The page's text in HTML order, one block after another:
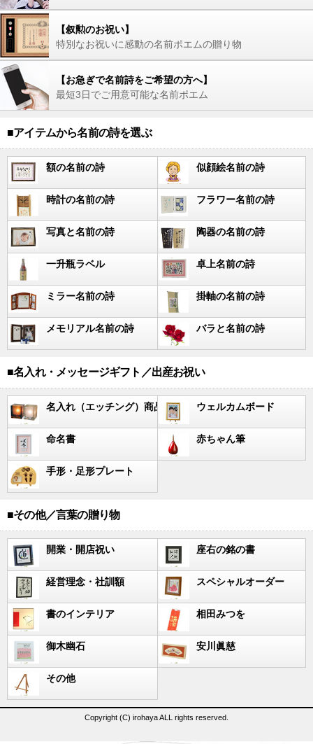
【叙勲のお祝い】
特別なお祝いに感動の名前ポエムの贈り物
【お急ぎで名前詩をご希望の方へ】
最短3日でご用意可能な名前ポエム
■アイテムから名前の詩を選ぶ
額の名前の詩 似顔絵名前の詩
時計の名前の詩 フラワー名前の詩
写真と名前の詩 陶器の名前の詩
一升瓶ラベル 卓上名前の詩
ミラー名前の詩 掛軸の名前の詩
メモリアル名前の詩 バラと名前の詩
■名入れ・メッセージギフト／出産お祝い
名入れ（エッチング）商品 ウェルカムボード
命名書 赤ちゃん筆
手形・足形プレート
■その他／言葉の贈り物
開業・開店祝い 座右の銘の書
経営理念・社訓額 スペシャルオーダー
書のインテリア 相田みつを
御木幽石 安川眞慈
その他
Copyright (C) irohaya ALL rights reserved.